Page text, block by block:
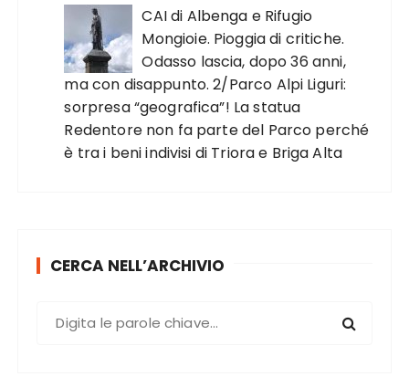
CAI di Albenga e Rifugio
Mongioie. Pioggia di critiche.
Odasso lascia, dopo 36 anni,
ma con disappunto. 2/Parco Alpi Liguri:
sorpresa “geografica”! La statua
Redentore non fa parte del Parco perché
è tra i beni indivisi di Triora e Briga Alta
CERCA NELL’ARCHIVIO